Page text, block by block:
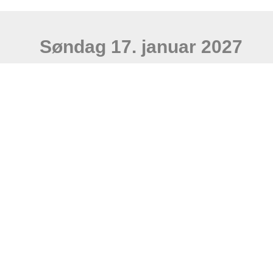
Søndag 17. januar 2027